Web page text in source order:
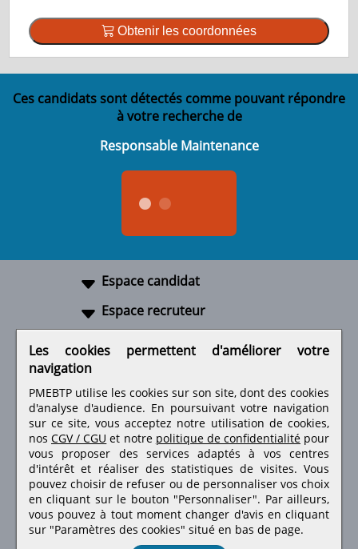
Obtenir les coordonnées
Ces candidats sont détectés comme pouvant répondre
à votre recherche de
Responsable Maintenance
Espace candidat
Espace recruteur
Retrouvez-nous sur les réseaux sociaux
Les cookies permettent d'améliorer votre
navigation
PMEBTP utilise les cookies sur son site, dont des cookies
d'analyse d'audience. En poursuivant votre navigation
sur ce site, vous acceptez notre utilisation de cookies,
nos CGV / CGU et notre politique de confidentialité pour
vous proposer des services adaptés à vos centres
d'intérêt et réaliser des statistiques de visites.Vous
pouvez choisir de refuser ou de personnaliser vos choix
en cliquant sur le bouton "Personnaliser". Par ailleurs,
vous pouvez à tout moment changer d'avis en cliquant
sur "Paramètres des cookies" situé en bas de page.